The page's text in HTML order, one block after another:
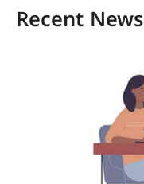
Recent News